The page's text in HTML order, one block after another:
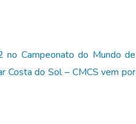
no Campeonato do Mundo de
Costa do Sol – CMCS vem por